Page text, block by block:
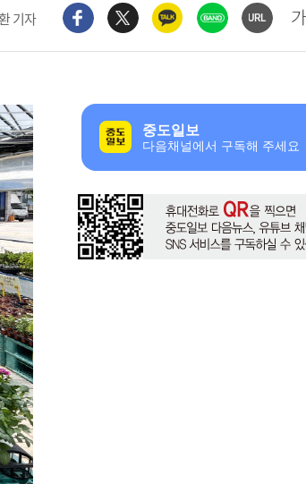
기자